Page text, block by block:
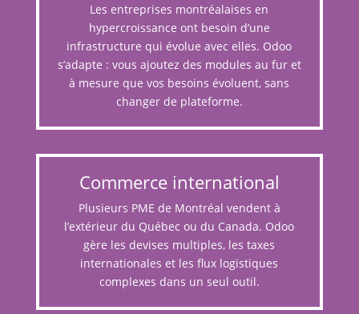
Les entreprises montréalaises en
hypercroissance ont besoin d’une
infrastructure qui évolue avec elles. Odoo
s’adapte : vous ajoutez des modules au fur et
à mesure que vos besoins évoluent, sans
changer de plateforme.
Commerce international
Plusieurs PME de Montréal vendent à
l’extérieur du Québec ou du Canada. Odoo
gère les devises multiples, les taxes
internationales et les flux logistiques
complexes dans un seul outil.